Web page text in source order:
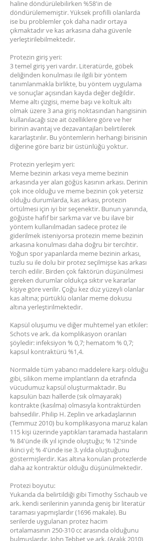
haline döndürülebilirken %58'in de
döndürülememiştir. Yüksek profilli olanlarda
ise bu problemler çok daha nadir ortaya
çıkmaktadır ve kas arkasına daha güvenle
yerleştirilebilmektedir.
Protezin giriş yeri:
3 temel giriş yeri vardır. Literatürde, göbek
deliğinden konulması ile ilgili bir yöntem
tanımlanmakla birlikte, bu yöntem uygulama
ve sonuçlar açısından kayda değer değildir.
Meme altı çizgisi, meme başı ve koltuk altı
olmak üzere 3 ana giriş noktasından hangisinin
kullanılacağı size ait özelliklere göre ve her
birinin avantaj ve dezavantajları belirtilerek
kararlaştırılır. Bu yöntemlerin herhangi birisinin
diğerine göre bariz bir üstünlüğü yoktur.
Protezin yerleşim yeri:
Meme bezinin arkası veya meme bezinin
arkasında yer alan göğüs kasının arkası. Derinin
çok ince olduğu ve meme bezinin çok yetersiz
olduğu durumlarda, kas arkası, protezin
örtülmesi için iyi bir seçenektir. Bunun yanında,
göğüste hafif bir sarkma var ve bu ilave bir
yöntem kullanılmadan sadece protez ile
giderilmek isteniyorsa protezin meme bezinin
arkasına konulması daha doğru bir tercihtir.
Yoğun spor yapanlarda meme bezinin arkası,
tuzlu su ile dolu bir protez seçilmişse kas arkası
tercih edilir. Birden çok faktörün düşünülmesi
gereken durumlar oldukça sıktır ve kararlar
kişiye göre verilir. Çoğu kez düz yüzeyli olanlar
kas altına; pürtüklü olanlar meme dokusu
altına yerleştirilmektedir.
Kapsül oluşumu ve diğer muhtemel yan etkiler:
Schots ve ark. da komplikasyon oranları
şöyledir: infeksiyon % 0,7; hematom % 0,7;
kapsul kontraktürü %1,4.
Normalde tüm yabancı maddelere karşı olduğu
gibi, silikon meme implantların da etrafında
vücudumuz kapsül oluşturmaktadır. Bu
kapsulün bazı hallerde (sık olmayarak)
kontrakte (kasılma) olmasıyla kontraktürden
bahsedilir. Philip H. Zeplin ve arkadaşlarının
(Temmuz 2010) bu komplikasyona maruz kalan
115 kişi üzerinde yaptıkları taramada hastaların
% 84'ünde ilk yıl içinde oluştuğu; % 12'sinde
ikinci yıl; % 4'ünde ise 3. yılda oluştuğunu
göstermişlerdir. Kas altına konulan protezlerde
daha az kontraktür olduğu düşünülmektedir.
Protezi boyutu:
Yukarıda da belirtildiği gibi Timothy Sschaub ve
ark. kendi serilerinin yanında geniş bir literatür
taraması yapmışlardır (1696 makale). Bu
serilerde uygulanan protez hacim
ortalamasının 250-310 cc arasında olduğunu
bulmuşlardır. John Tebbet ve ark. (Aralık 2010)